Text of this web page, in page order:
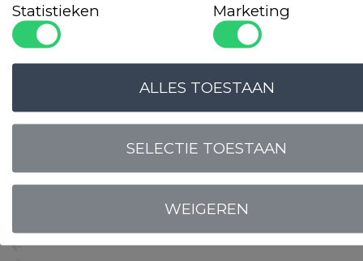
LOGIN VOOR PRIJS
Statistieken Marketing
WEIGEREN
SELECTIE TOESTAAN
ALLES TOESTAAN